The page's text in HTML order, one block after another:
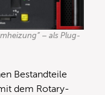
– als Plug-
Bestandteile
dem Rotary-